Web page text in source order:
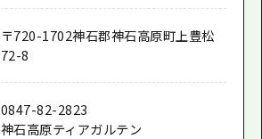
〒720-1702神石郡神石高原町上豊松
72-8
0847-82-2823
神石高原ティアガルテン